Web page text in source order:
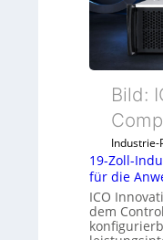
Bild:
Industrie-
19-Zoll-
für die
ICO
dem